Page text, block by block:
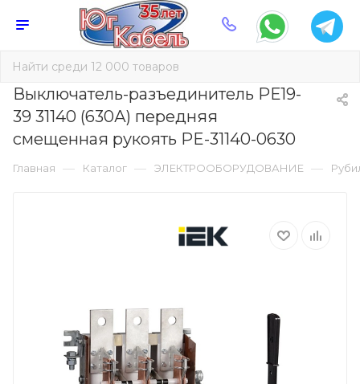
Выключатель-разъединитель РЕ19-
39 31140 (630А) передняя
смещенная рукоять PE-31140-0630
Главная — Каталог — ЭЛЕКТРООБОРУДОВАНИЕ —